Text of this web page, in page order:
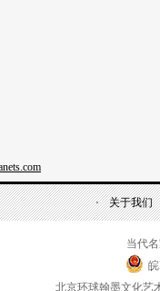
关于我们
当代
北京环球翰墨文化艺